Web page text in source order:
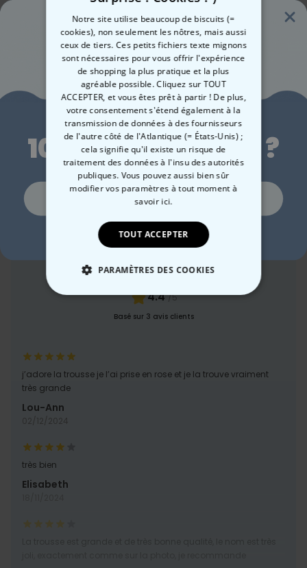
Catégorie concernée
Consultez nos autres catégories de cadeux insolites
Bien-être Plein air Coquin
Commentaires des clients
4.4 /5
Basé sur 3 avis clients
j’adore la trousse je l’ai prise en rose et je la trouve vraiment
très grande
Lou-Ann
02/12/2024
très bien
Elisabeth
Envie de
10 % de réduction ?
Oui, volontiers !
Non merci, je n'aime pas les réductions
Notre site utilise beaucoup de biscuits (=
cookies), non seulement les nôtres, mais aussi
ceux de tiers. Ces petits fichiers texte mignons
sont nécessaires pour vous offrir l'expérience
de shopping la plus pratique et la plus
agréable possible. Cliquez sur TOUT
ACCEPTER, et vous êtes prêt à partir ! De plus,
votre consentement s'étend également à la
transmission de données à des fournisseurs
de l'autre côté de l'Atlantique (= États-Unis) ;
cela signifie qu'il existe un risque de
traitement des données à l'insu des autorités
publiques. Vous pouvez aussi bien sûr
modifier vos paramètres à tout momentà
savoir ici.
TOUT ACCEPTER
PARAMÈTRES DES COOKIES
STRICTEMENT NÉCESSAIRE